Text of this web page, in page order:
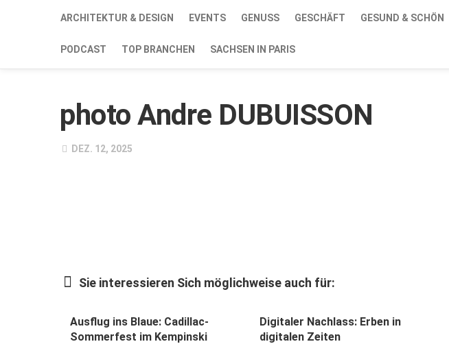
ARCHITEKTUR & DESIGN EVENTS GENUSS GESCHÄFT GESUND & SCHÖN
PODCAST TOP BRANCHEN SACHSEN IN PARIS
photo Andre DUBUISSON
DEZ. 12, 2025
Sie interessieren Sich möglichweise auch für:
Ausflug ins Blaue: Cadillac-
Sommerfest im Kempinski
Digitaler Nachlass: Erben in
digitalen Zeiten